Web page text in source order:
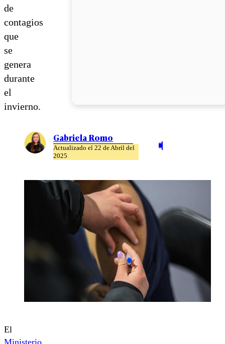
de
contagios
que
se
genera
durante
el
invierno.
Gabriela Romo
Actualizado el 22 de Abril del
2025
El
Ministerio